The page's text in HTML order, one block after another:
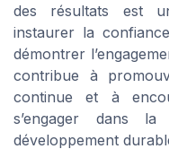
des résultats est
instaurer la
démontrer
contribue à
continue et à
s’engager dans
développement